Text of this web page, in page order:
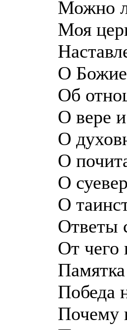
Можно
Моя
О
Об
О вере
О
О
О
О
Ответы
От чего
Победа
Почему